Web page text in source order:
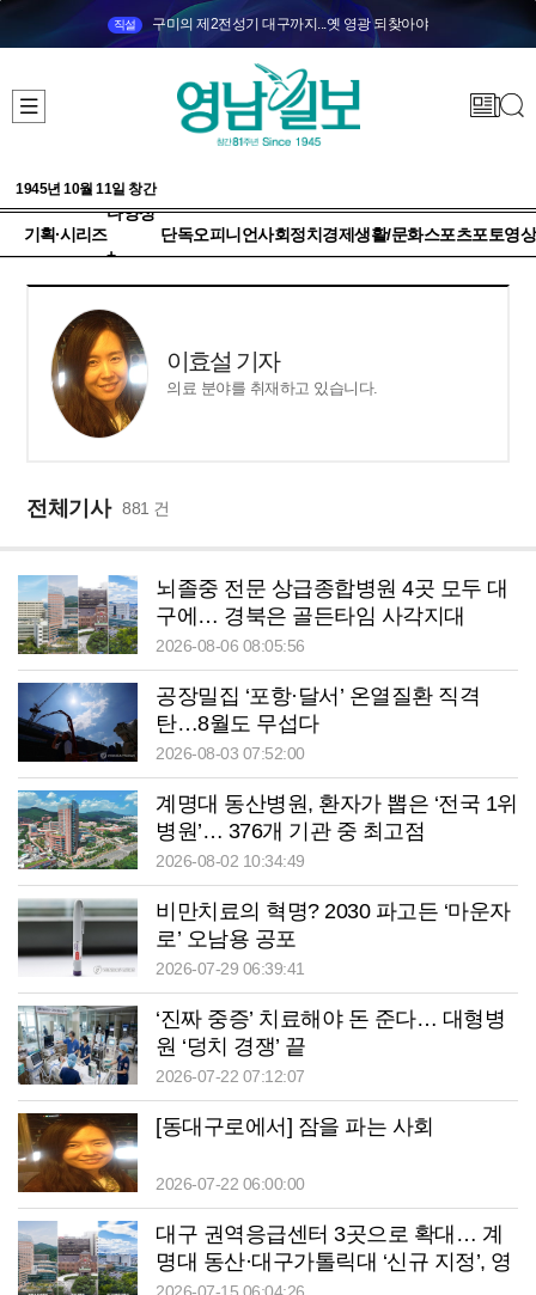
직설 구미의 제2전성기 대구까지...옛 영광 되찾아야
1945년 10월 11일 창간
기획·시리즈
다양성
+
단독오피니언사회정치 경제생활/문화스포츠포토영상
이효설 기자
의료 분야를 취재하고 있습니다.
전체기사 881 건
뇌졸중 전문 상급종합병원 4곳 모두 대
구에… 경북은 골든타임 사각지대
2026-08-06 08:05:56
공장밀집 ‘포항·달서’ 온열질환 직격
탄…8월도 무섭다
2026-08-03 07:52:00
계명대 동산병원, 환자가 뽑은 ‘전국 1위
병원’… 376개 기관 중 최고점
2026-08-02 10:34:49
비만치료의 혁명? 2030 파고든 ‘마운자
로’ 오남용 공포
2026-07-29 06:39:41
‘진짜 중증’ 치료해야 돈 준다… 대형병
원 ‘덩치 경쟁’ 끝
2026-07-22 07:12:07
[동대구로에서] 잠을 파는 사회
2026-07-22 06:00:00
대구 권역응급센터 3곳으로 확대… 계
명대 동산·대구가톨릭대 ‘신규 지정’, 영
남대병원은 ‘탈락’